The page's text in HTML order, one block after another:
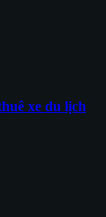
xe du lịch